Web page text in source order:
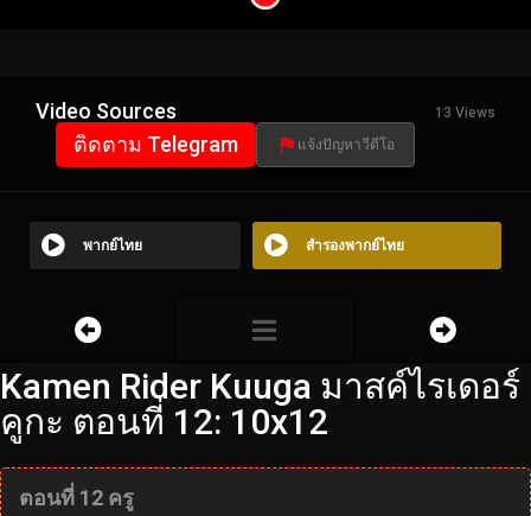
Video Sources 13 Views
ติดตาม Telegram แจ้งปัญหาวีดีโอ
พากย์ไทย สำรองพากย์ไทย
Kamen Rider Kuuga มาสค์ไรเดอร์
คูกะ ตอนที่ 12: 10x12
ตอนที่ 12 ครู